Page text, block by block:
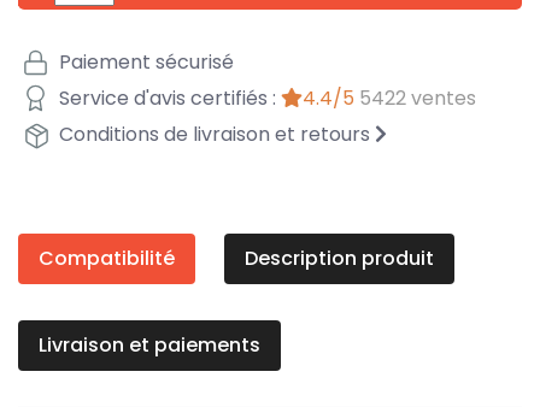
Paiement sécurisé
Service d'avis certifiés :
4.4/5 5422 ventes
Conditions de livraison et retours
Compatibilité Description produit
Livraison et paiements